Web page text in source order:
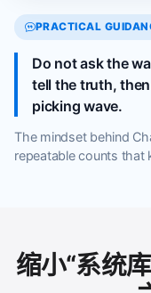
PRACTICAL
Do not ask the
tell the truth,
picking wave.
The mindset behind
repeatable counts that
缩小“系统